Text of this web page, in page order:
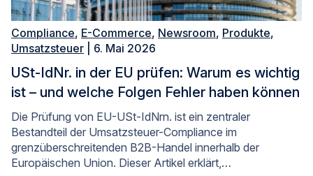
Compliance, E-Commerce, Newsroom, Produkte,
Umsatzsteuer | 6. Mai 2026
USt-IdNr. in der EU prüfen: Warum es wichtig
ist – und welche Folgen Fehler haben können
Die Prüfung von EU-USt-IdNrn. ist ein zentraler
Bestandteil der Umsatzsteuer-Compliance im
grenzüberschreitenden B2B-Handel innerhalb der
Europäischen Union. Dieser Artikel erklärt,…